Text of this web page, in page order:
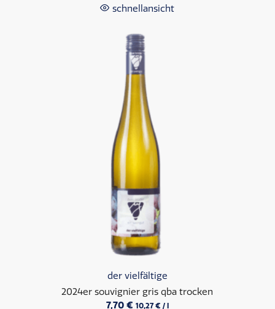
schnellansicht
der vielfältige
2024er souvignier gris qba trocken
7,70 € 10,27 €/ l